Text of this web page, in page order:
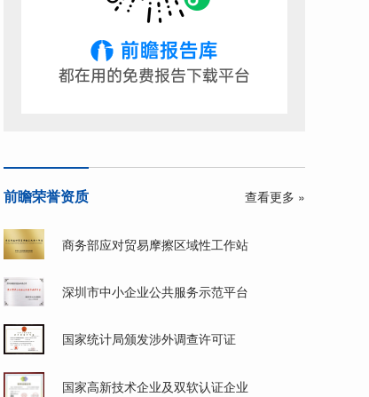
前瞻荣誉资质 查看更多 »
商务部应对贸易摩擦区域性工作站
深圳市中小企业公共服务示范平台
国家统计局颁发涉外调查许可证
国家高新技术企业及双软认证企业